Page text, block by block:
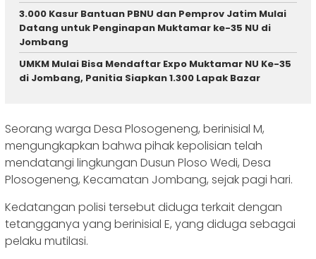
3.000 Kasur Bantuan PBNU dan Pemprov Jatim Mulai
Datang untuk Penginapan Muktamar ke-35 NU di
Jombang
UMKM Mulai Bisa Mendaftar Expo Muktamar NU Ke-35
di Jombang, Panitia Siapkan 1.300 Lapak Bazar
Seorang warga Desa Plosogeneng, berinisial M,
mengungkapkan bahwa pihak kepolisian telah
mendatangi lingkungan Dusun Ploso Wedi, Desa
Plosogeneng, Kecamatan Jombang, sejak pagi hari.
Kedatangan polisi tersebut diduga terkait dengan
tetangganya yang berinisial E, yang diduga sebagai
pelaku mutilasi.